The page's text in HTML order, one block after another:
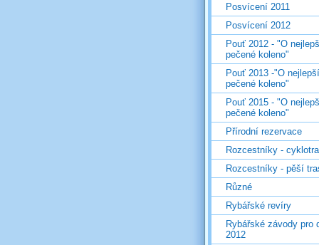
Posvícení 2011
Posvícení 2012
Pouť 2012 - "O
pečené koleno"
Pouť 2013 -"O nejlepší
pečené koleno"
Pouť 2015 - "O
pečené koleno"
Přírodní rezervace
Rozcestníky -
Rozcestníky - pěší
Různé
Rybářské revíry
Rybářské závody pro
2012